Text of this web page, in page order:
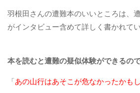
羽根田さんの遭難本のいいところは、
がインタビュー含めて詳しく書かれて
本を読むと遭難の疑似体験ができるので
「あの山行はあそこが危なかったかも